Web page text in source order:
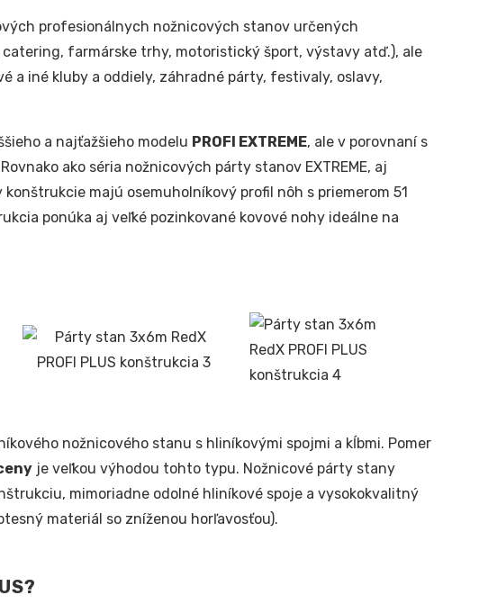
profesionálnych nožnicových stanov určených
farmárske trhy, motoristický šport, výstavy atď.), ale
a iné kluby a oddiely, záhradné párty, festivaly, oslavy,
a najťažšieho modelu PROFI EXTREME, ale v porovnaní s
ako séria nožnicových párty stanov EXTREME, aj
majú osemuholníkový profil nôh s priemerom 51
ponúka aj veľké pozinkované kovové nohy ideálne na
nožnicového stanu s hliníkovými spojmi a kĺbmi. Pomer
je veľkou výhodou tohto typu. Nožnicové párty stany
mimoriadne odolné hliníkové spoje a vysokokvalitný
materiál so zníženou horľavosťou).